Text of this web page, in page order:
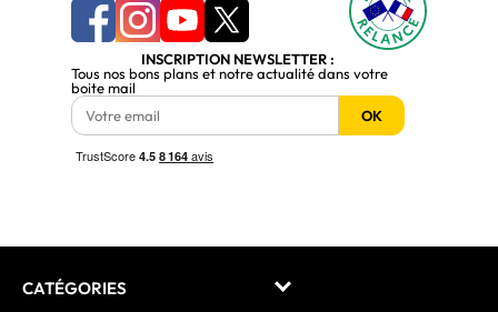
INSCRIPTION NEWSLETTER :
Tous nos bons plans et notre actualité dans votre
boite mail
OK
CATÉGORIES